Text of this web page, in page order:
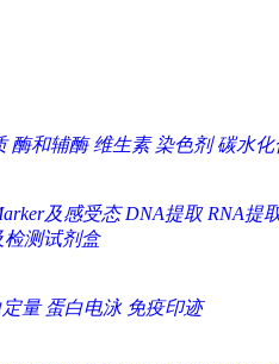
酶和辅酶 维生素 染色剂 碳水化
及感受态 DNA提取 RNA提
测试剂盒
量 蛋白电泳 免疫印迹